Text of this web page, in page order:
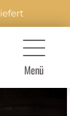
Menü